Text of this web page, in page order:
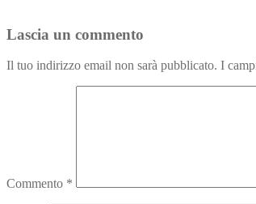
Lascia un commento
Il tuo indirizzo email non sarà pubblicato. I
Commento *